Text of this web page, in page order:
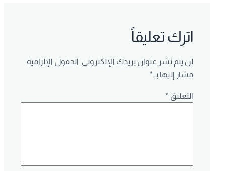
اترك تعليقاً
لن يتم نشر عنوان بريدك الإلكتروني. الحقول الإلزامية
مشار إليها بـ*
التعليق*